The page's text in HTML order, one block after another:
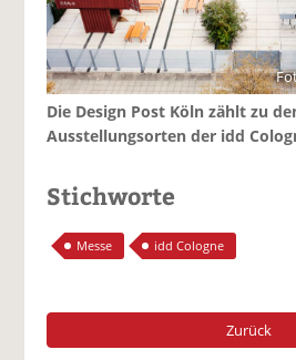
Die Design Post Köln zählt zu
Ausstellungsorten der idd
Stichworte
Messe idd Cologne
Zurück